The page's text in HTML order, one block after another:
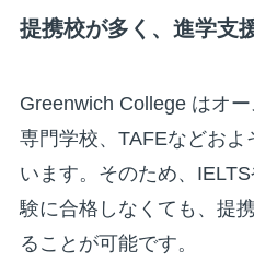
提携校が多く、進学支
Greenwich College はオ
専門学校、TAFEなどお
います。そのため、
験に合格しなくても、提
ることが可能です。